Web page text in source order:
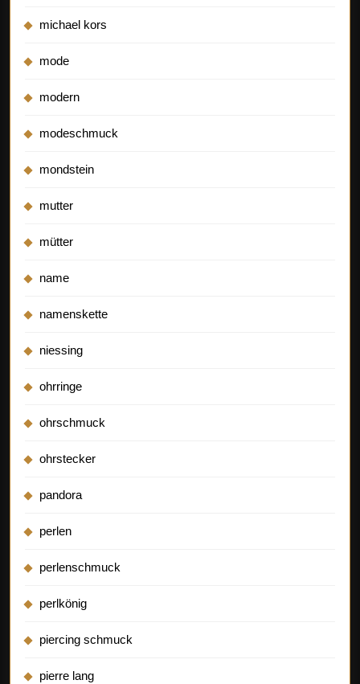
michael kors
mode
modern
modeschmuck
mondstein
mutter
mütter
name
namenskette
niessing
ohrringe
ohrschmuck
ohrstecker
pandora
perlen
perlenschmuck
perlkönig
piercing schmuck
pierre lang